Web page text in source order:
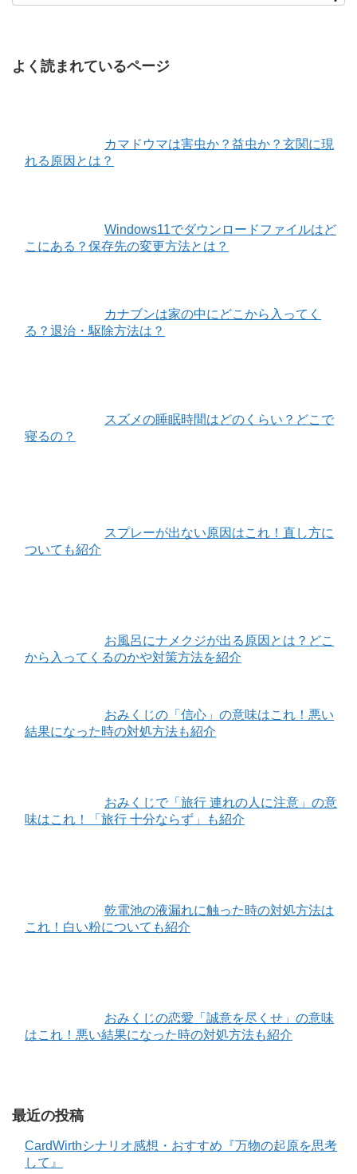
よく読まれているページ
カマドウマは害虫か？益虫か？玄関に現
れる原因とは？
Windows11でダウンロードファイルはど
こにある？保存先の変更方法とは？
カナブンは家の中にどこから入ってく
る？退治・駆除方法は？
スズメの睡眠時間はどのくらい？どこで
寝るの？
スプレーが出ない原因はこれ！直し方に
ついても紹介
お風呂にナメクジが出る原因とは？どこ
から入ってくるのかや対策方法を紹介
おみくじの「信心」の意味はこれ！悪い
結果になった時の対処方法も紹介
おみくじで「旅行 連れの人に注意」の意
味はこれ！「旅行 十分ならず」も紹介
乾電池の液漏れに触った時の対処方法は
これ！白い粉についても紹介
おみくじの恋愛「誠意を尽くせ」の意味
はこれ！悪い結果になった時の対処方法も紹介
最近の投稿
CardWirthシナリオ感想・おすすめ『万物の起原を思考
して』